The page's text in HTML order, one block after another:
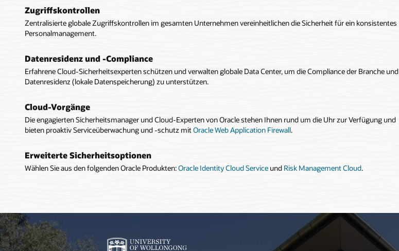
Zugriffskontrollen
Zentralisierte globale Zugriffskontrollen im gesamten Unternehmen vereinheitlichen die Sicherheit für ein konsistentes
Personalmanagement.
Datenresidenz und -Compliance
Erfahrene Cloud-Sicherheitsexperten schützen und verwalten globale Data Center, um die Compliance der Branche und
Datenresidenz (lokale Datenspeicherung) zu unterstützen.
Cloud-Vorgänge
Die engagierten Sicherheitsmanager und Cloud-Experten von Oracle stehen Ihnen rund um die Uhr zur Verfügung und
bieten proaktiv Serviceüberwachung und -schutz mitOracle Web Application Firewall.
Erweiterte Sicherheitsoptionen
Wählen Sie aus den folgenden Oracle Produkten:Oracle Identity Cloud Service und Risk Management Cloud.